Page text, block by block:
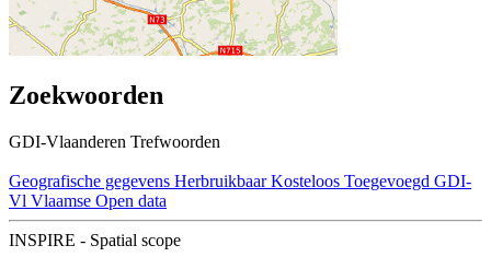
Zoekwoorden
GDI-Vlaanderen Trefwoorden
Geografische gegevens Herbruikbaar Kosteloos Toegevoegd GDI-
Vl Vlaamse Open data
INSPIRE - Spatial scope